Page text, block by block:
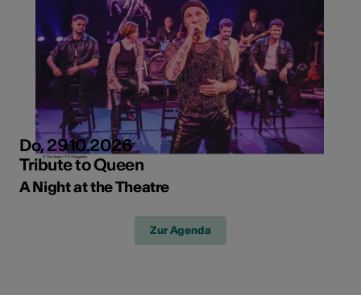
Do, 29.10.2026
Tribute to Queen
A Night at the Theatre
Zur Agenda